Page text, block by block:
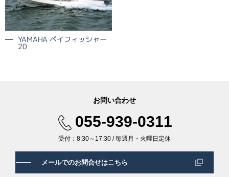
YAMAHA ベイフィッシャー
20
お問い合わせ
055-939-0311
受付：8:30～17:30 / 毎週月・火曜日定休
メールでのお問合せはこちら